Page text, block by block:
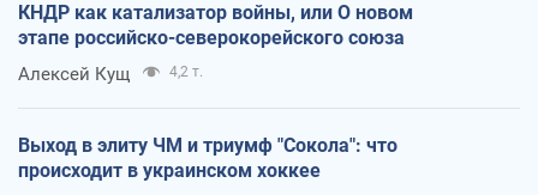
КНДР как катализатор войны, или О новом
этапе российско-северокорейского союза
Алексей Кущ 4,2 т.
Выход в элиту ЧМ и триумф "Сокола": что
происходит в украинском хоккее